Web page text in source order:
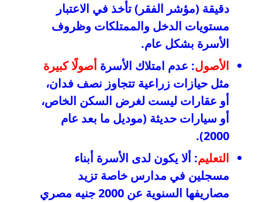
دقيقة (مؤشر الفقر) تأخذ في الاعتبار
مستويات الدخل والممتلكات وظروف
الأسرة بشكل عام.
الأصول: عدم امتلاك الأسرة أصولًا كبيرة
مثل حيازات زراعية تتجاوز نصف فدان،
أو عقارات ليست لغرض السكن الخاص،
أو سيارات حديثة (موديل ما بعد عام
2000).
التعليم: ألا يكون لدى الأسرة أبناء
مسجلين في مدارس خاصة تزيد
مصاريفها السنوية عن 2000 جنيه مصري